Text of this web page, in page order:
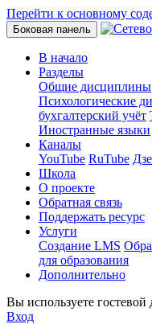
Перейти к основному
Боковая панель
В начало
Разделы
Общие дисциплины
Психологические
бухгалтерский учёт
Иностранные языки
Каналы
YouTube RuTube
Школа
О проекте
Обратная связь
Поддержать ресурс
Услуги
Создание LMS
для образования
Дополнительно
Вы используете гостевой
Вход